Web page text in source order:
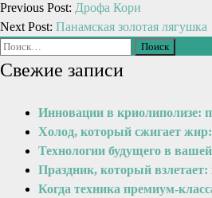
Previous Post: Дрофа Кори
Next Post: Панамская золотая лягушка
Свежие записи
Инновации в криолиполизе:
Холод, который сжигает
Технологии будущего в
Праздник, который
Когда техника премиум-